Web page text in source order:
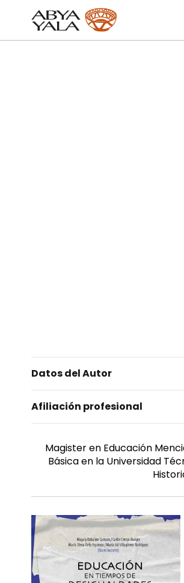
Datos del Autor
Afiliación profesional
Magister en Educación
Básica en la Universidad